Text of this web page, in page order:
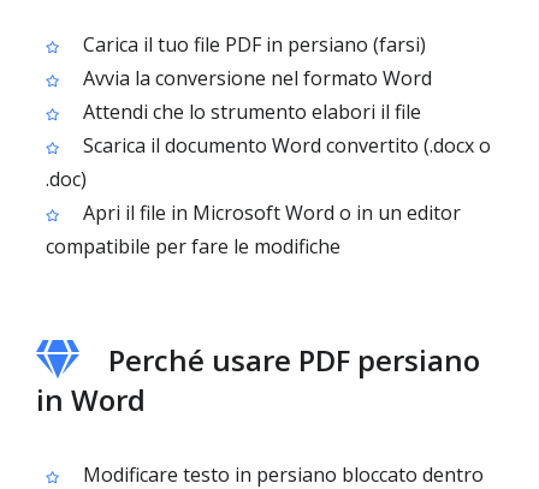
Carica il tuo file PDF in persiano (farsi)
Avvia la conversione nel formato Word
Attendi che lo strumento elabori il file
Scarica il documento Word convertito (.docx o
.doc)
Apri il file in Microsoft Word o in un editor
compatibile per fare le modifiche
Perché usare PDF persiano
in Word
Modificare testo in persiano bloccato dentro